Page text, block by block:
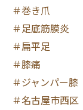
＃巻き爪
＃足底筋膜炎
＃扁平足
＃膝痛
＃ジャンパー膝
＃名古屋市西区